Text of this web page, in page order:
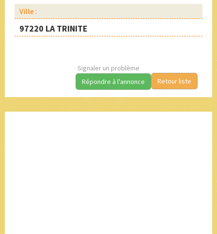
Ville :
97220 LA TRINITE
Signaler un problème
Retour liste
Répondre à l'annonce